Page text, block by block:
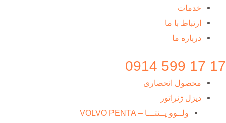
خدمات
ارتباط با ما
درباره ما
17 17 599 0914
محصول انحصاری
دیزل ژنراتور
ولــوو پــنتـــا – VOLVO PENTA